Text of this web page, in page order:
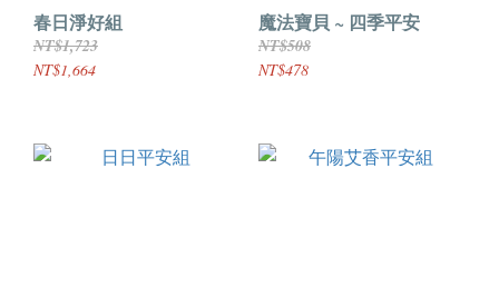
春日淨好組
NT$1,723
NT$1,664
魔法寶貝 ~ 四季平安
NT$508
NT$478